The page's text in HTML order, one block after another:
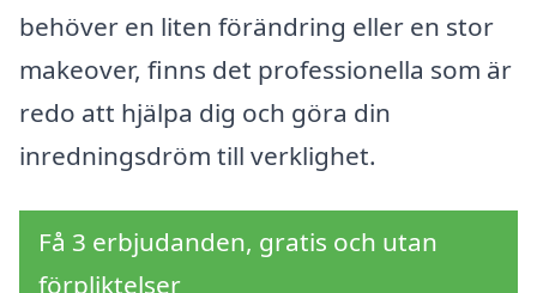
behöver en liten förändring eller en stor
makeover, finns det professionella som är
redo att hjälpa dig och göra din
inredningsdröm till verklighet.
Få 3 erbjudanden, gratis och utan
förpliktelser